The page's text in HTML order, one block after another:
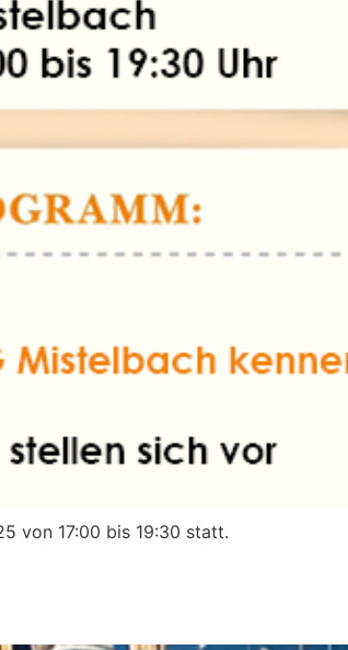
von 17:00 bis 19:30 statt.